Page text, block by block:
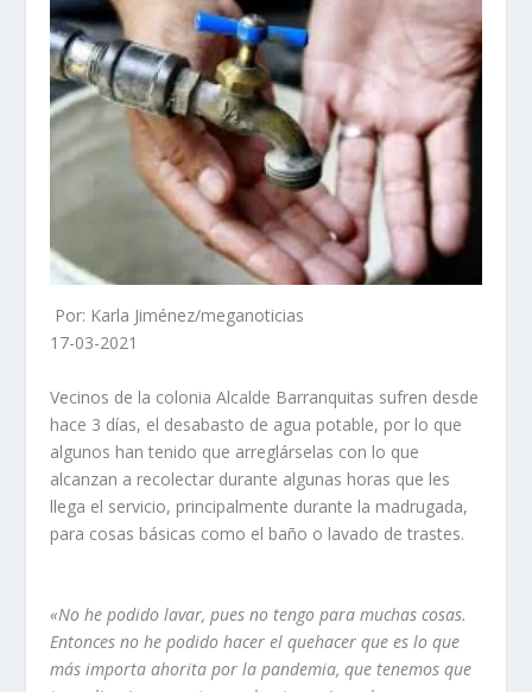
Por: Karla Jiménez/meganoticias
17-03-2021
Vecinos de la colonia Alcalde Barranquitas sufren desde
hace 3 días, el desabasto de agua potable, por lo que
algunos han tenido que arreglárselas con lo que
alcanzan a recolectar durante algunas horas que les
llega el servicio, principalmente durante la madrugada,
para cosas básicas como el baño o lavado de trastes.
«No he podido lavar, pues no tengo para muchas cosas.
Entonces no he podido hacer el quehacer que es lo que
más importa ahorita por la pandemia, que tenemos que